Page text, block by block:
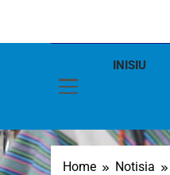
INISIU
Home Notisia